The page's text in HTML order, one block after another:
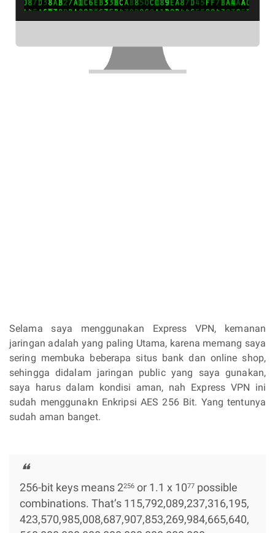
Selama saya menggunakan Express VPN, kemanan
jaringan adalah yang paling Utama, karena memang saya
sering membuka beberapa situs bank dan online shop,
sehingga didalam jaringan public yang saya gunakan,
saya harus dalam kondisi aman, nah Express VPN ini
sudah menggunakn Enkripsi AES 256 Bit. Yang tentunya
sudah aman banget.
256-bit keys means 2256 or 1.1 x 1077 possible
combinations. That’s 115,​792,​089,​237,​316,​195,​
423,​570,​985,​008,​687,​907,​853,​269,​984,​665,​640,​